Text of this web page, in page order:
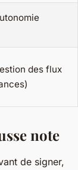
des flux
note
de signer,